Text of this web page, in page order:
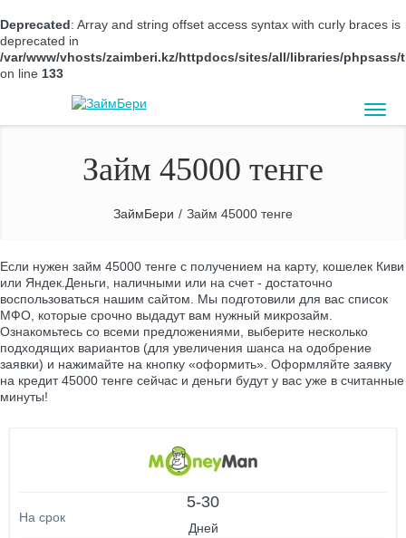
Deprecated: Array and string offset access syntax with curly braces is
deprecated in
/var/www/vhosts/zaimberi.kz/httpdocs/sites/all/libraries/phpsass/
on line 133
Займ 45000 тенге
ЗаймБери / Займ 45000 тенге
Если нужен займ 45000 тенге с получением на карту, кошелек Киви
или Яндек.Деньги, наличными или на счет - достаточно
воспользоваться нашим сайтом. Мы подготовили для вас список
МФО, которые срочно выдадут вам нужный микрозайм.
Ознакомьтесь со всеми предложениями, выберите несколько
подходящих вариантов (для увеличения шанса на одобрение
заявки) и нажимайте на кнопку «оформить». Оформляйте заявку
на кредит 45000 тенге сейчас и деньги будут у вас уже в считанные
минуты!
5-30
Дней